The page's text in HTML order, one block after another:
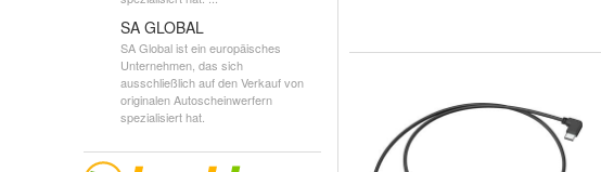
SA GLOBAL
SA Global ist ein europäisches
Unternehmen, das sich
ausschließlich auf den Verkauf von
originalen Autoscheinwerfern
spezialisiert hat.